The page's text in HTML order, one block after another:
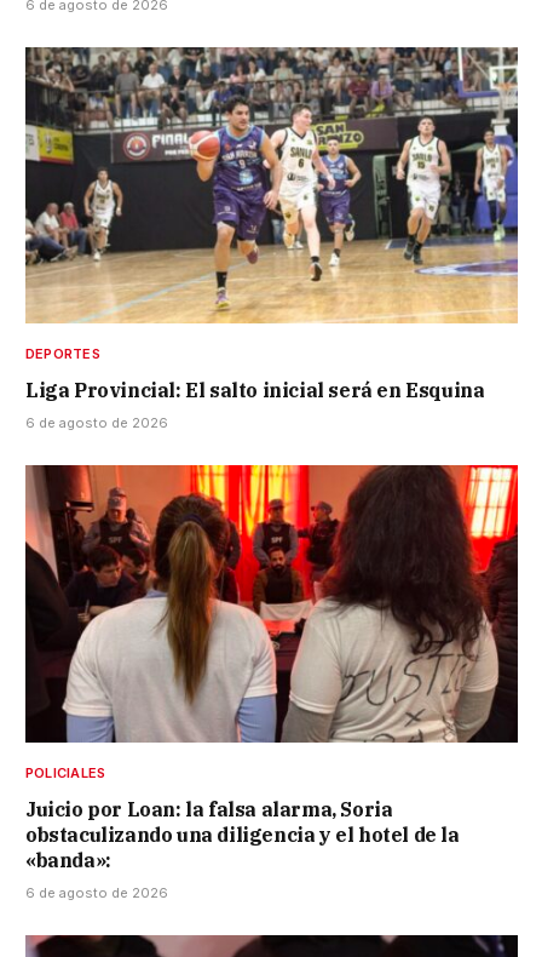
6 de agosto de 2026
DEPORTES
Liga Provincial: El salto inicial será en Esquina
6 de agosto de 2026
POLICIALES
Juicio por Loan: la falsa alarma, Soria
obstaculizando una diligencia y el hotel de la
«banda»:
6 de agosto de 2026